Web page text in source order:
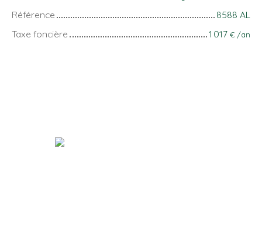
Référence
8588 AL
Taxe foncière
1 017 € /an